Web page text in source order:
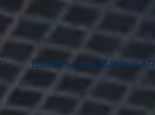
BRANSCHLÖSNINGAR